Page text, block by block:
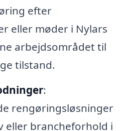
efter
eller møder i Nylars
arbejdsområdet til
tilstand.
:
rengøringsløsninger
eller brancheforhold i